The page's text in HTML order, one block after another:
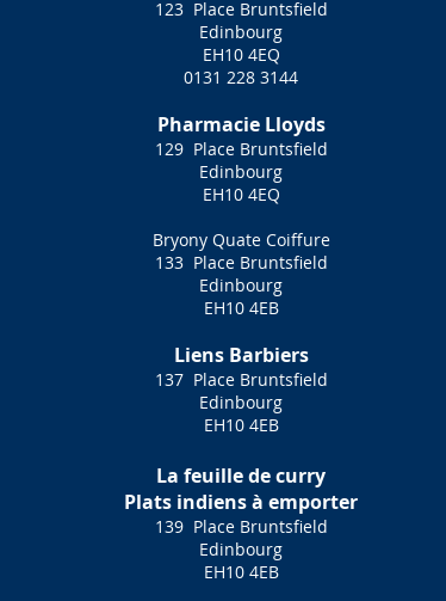
123 Place Bruntsfield
Edinbourg
EH10 4EQ
0131 228 3144
Pharmacie Lloyds
129 Place Bruntsfield
Edinbourg
EH10 4EQ
Bryony Quate Coiffure
133 Place Bruntsfield
Edinbourg
EH10 4EB
Liens Barbiers
137 Place Bruntsfield
Edinbourg
EH10 4EB
La feuille de curry
Plats indiens à emporter
139 Place Bruntsfield
Edinbourg
EH10 4EB